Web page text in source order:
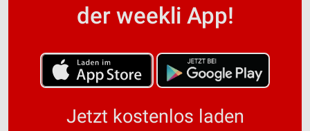
der weekli App!
Jetzt kostenlos laden